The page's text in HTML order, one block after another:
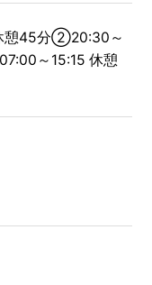
45分②20:30～
～15:15 休憩